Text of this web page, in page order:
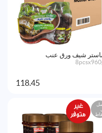
شيف ورق عنب
118.45